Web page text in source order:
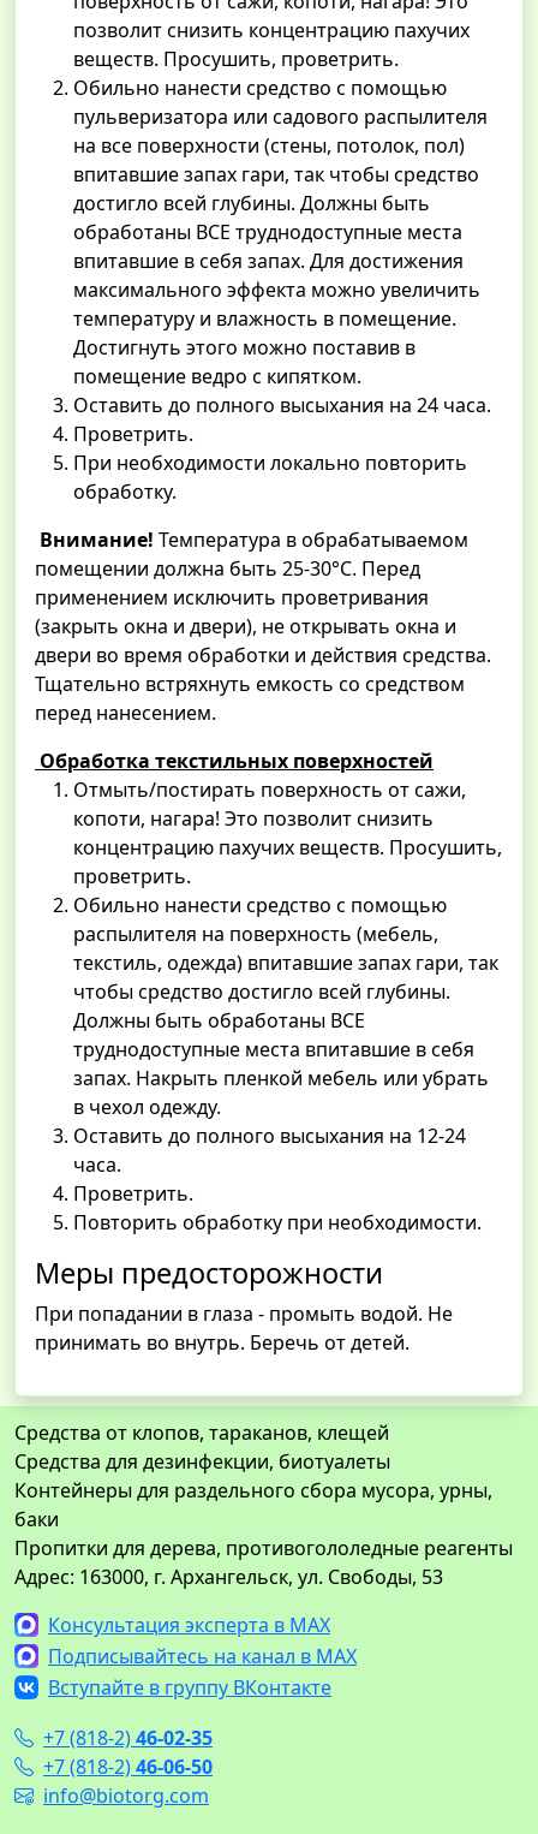
позволит снизить концентрацию пахучих
веществ. Просушить, проветрить.
Обильно нанести средство с помощью
пульверизатора или садового распылителя
на все поверхности (стены, потолок, пол)
впитавшие запах гари, так чтобы средство
достигло всей глубины. Должны быть
обработаны ВСЕ труднодоступные места
впитавшие в себя запах. Для достижения
максимального эффекта можно увеличить
температуру и влажность в помещение.
Достигнуть этого можно поставив в
помещение ведро с кипятком.
Оставить до полного высыхания на 24 часа.
Проветрить.
При необходимости локально повторить
обработку.
Внимание! Температура в обрабатываемом
помещении должна быть 25-30°C. Перед
применением исключить проветривания
(закрыть окна и двери), не открывать окна и
двери во время обработки и действия средства.
Тщательно встряхнуть емкость со средством
перед нанесением.
Обработка текстильных поверхностей
Отмыть/постирать поверхность от сажи,
копоти, нагара! Это позволит снизить
концентрацию пахучих веществ. Просушить,
проветрить.
Обильно нанести средство с помощью
распылителя на поверхность (мебель,
текстиль, одежда) впитавшие запах гари, так
чтобы средство достигло всей глубины.
Должны быть обработаны ВСЕ
труднодоступные места впитавшие в себя
запах. Накрыть пленкой мебель или убрать
в чехол одежду.
Оставить до полного высыхания на 12-24
часа.
Проветрить.
Повторить обработку при необходимости.
Меры предосторожности
При попадании в глаза - промыть водой. Не
принимать во внутрь. Беречь от детей.
Средства от клопов, тараканов, клещей
Средства для дезинфекции, биотуалеты
Контейнеры для раздельного сбора мусора, урны,
баки
Пропитки для дерева, противогололедные реагенты
Адрес: 163000, г. Архангельск, ул. Свободы, 53
Консультация эксперта в MAX
Подписывайтесь на канал в MAX
Вступайте в группу ВКонтакте
+7 (818-2)46-02-35
+7 (818-2)46-06-50
info@biotorg.com